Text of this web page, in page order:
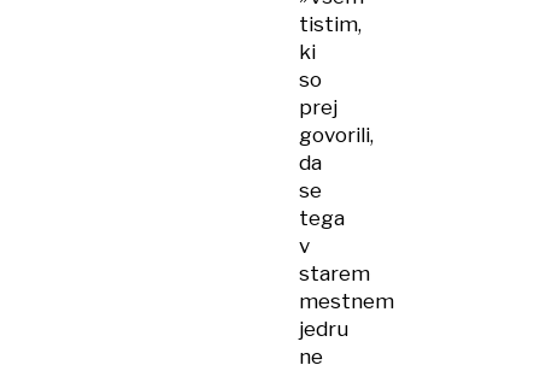
tistim,
ki
so
prej
govorili,
da
se
tega
v
starem
mestnem
jedru
ne